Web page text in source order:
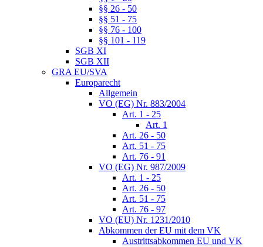
§§ 26 - 50
§§ 51 - 75
§§ 76 - 100
§§ 101 - 119
SGB XI
SGB XII
GRA EU/SVA
Europarecht
Allgemein
VO (EG) Nr. 883/2004
Art. 1 - 25
Art. 1
Art. 26 - 50
Art. 51 - 75
Art. 76 - 91
VO (EG) Nr. 987/2009
Art. 1 - 25
Art. 26 - 50
Art. 51 - 75
Art. 76 - 97
VO (EU) Nr. 1231/2010
Abkommen der EU mit dem VK
Austrittsabkommen EU und VK